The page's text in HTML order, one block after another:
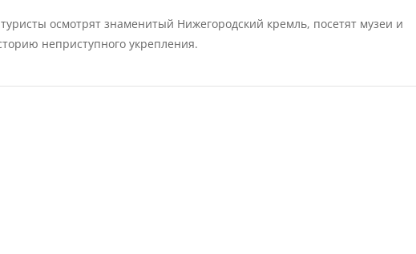
осмотрят знаменитый Нижегородский кремль, посетят музеи и
неприступного укрепления.